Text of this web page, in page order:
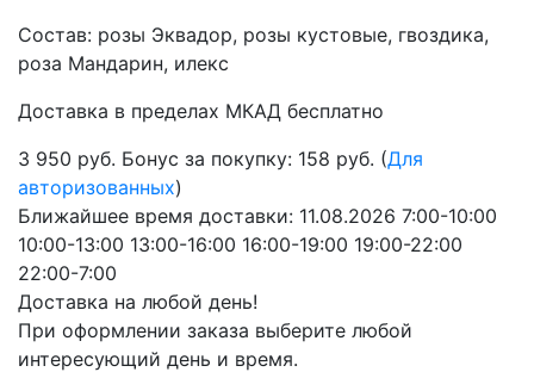
Состав: розы Эквадор, розы кустовые, гвоздика,
роза Мандарин, илекс
Доставка в пределах МКАД бесплатно
3 950 руб. Бонус за покупку: 158 руб. (Для
авторизованных)
Ближайшее время доставки: 11.08.2026 7:00-10:00
10:00-13:00 13:00-16:00 16:00-19:00 19:00-22:00
22:00-7:00
Доставка на любой день!
При оформлении заказа выберите любой
интересующий день и время.